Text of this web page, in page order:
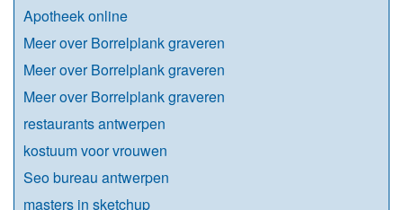
Apotheek online
Meer over Borrelplank graveren
Meer over Borrelplank graveren
Meer over Borrelplank graveren
restaurants antwerpen
kostuum voor vrouwen
Seo bureau antwerpen
masters in sketchup